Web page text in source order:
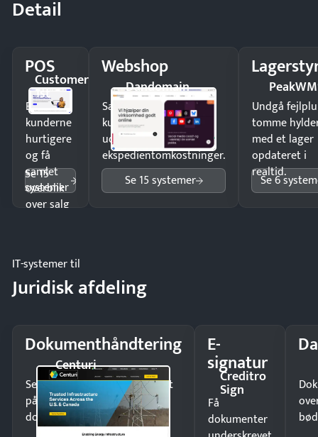
Detail
POS
Customer
1st
Ekspedér
kunderne
hurtigere
og få
samlet
overblik
over salg
Se 15
systemer
Webshop
Dandomain
Sælg produkter 24/7 til
kunder i hele landet
uden
ekspedientomkostninger.
Se 15 systemer
Undgå
tomme
med et lager
opdateret i
realtid.
Se 6
IT-systemer til
Juridisk afdeling
Dokumenthåndtering
Centuri
Send kontrakter til underskrift
på minutter og mist ingen
dokumenter.
E-
signatur
Creditro
Sign
Få
dokumenter